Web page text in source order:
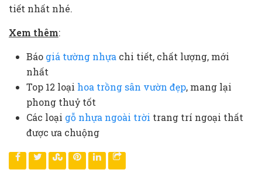
tiết nhất nhé.
Xem thêm:
Báo giá tường nhựa chi tiết, chất lượng, mới
nhất
Top 12 loại hoa trồng sân vườn đẹp, mang lại
phong thuỷ tốt
Các loại gỗ nhựa ngoài trời trang trí ngoại thất
được ưa chuộng